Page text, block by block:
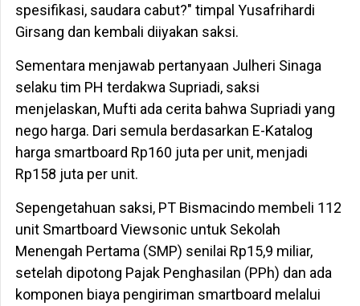
spesifikasi, saudara cabut?" timpal Yusafrihardi
Girsang dan kembali diiyakan saksi.
Sementara menjawab pertanyaan Julheri Sinaga
selaku tim PH terdakwa Supriadi, saksi
menjelaskan, Mufti ada cerita bahwa Supriadi yang
nego harga. Dari semula berdasarkan E-Katalog
harga smartboard Rp160 juta per unit, menjadi
Rp158 juta per unit.
Sepengetahuan saksi, PT Bismacindo membeli 112
unit Smartboard Viewsonic untuk Sekolah
Menengah Pertama (SMP) senilai Rp15,9 miliar,
setelah dipotong Pajak Penghasilan (PPh) dan ada
komponen biaya pengiriman smartboard melalui